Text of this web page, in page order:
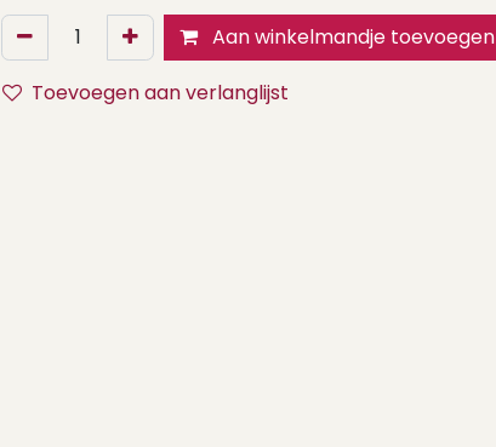
Aan winkelmandje toevoegen
Toevoegen aan verlanglijst